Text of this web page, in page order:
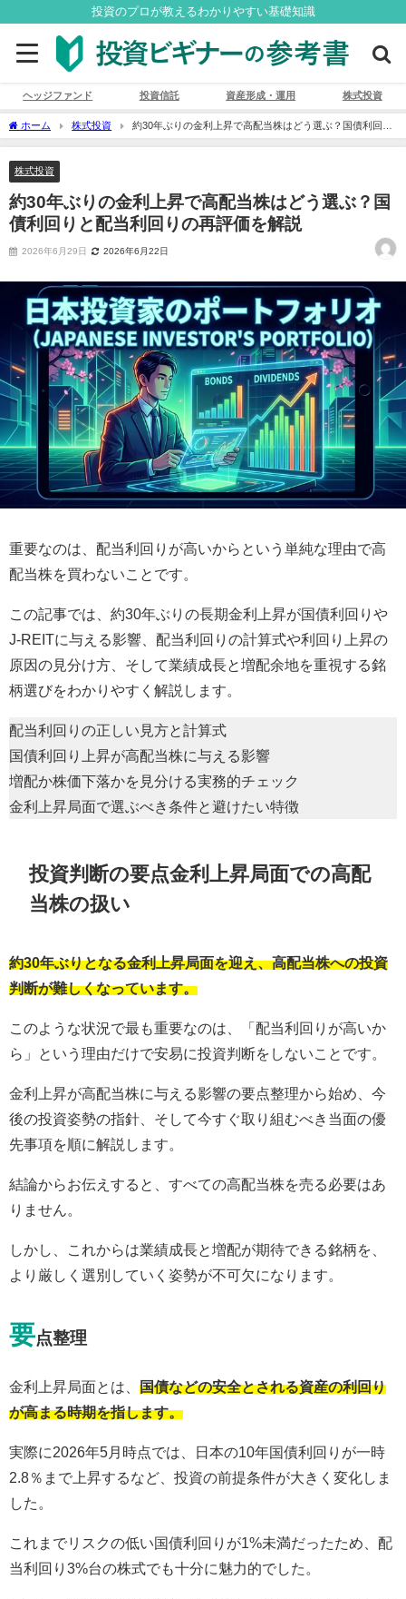
投資のプロが教えるわかりやすい基礎知識
ヘッジファンド 投資信託 資産形成・運用 株式投資
ホーム 株式投資
約30年ぶりの金利上昇で高配当株はどう選ぶ？国債利回り
と配当利回りの再評価を解説
株式投資
約30年ぶりの金利上昇で高配当株はどう選ぶ？国
債利回りと配当利回りの再評価を解説
2026年6月29日 2026年6月22日
重要なのは、配当利回りが高いからという単純な理由で高
配当株を買わないことです。
この記事では、約30年ぶりの長期金利上昇が国債利回りや
J-REITに与える影響、配当利回りの計算式や利回り上昇の
原因の見分け方、そして業績成長と増配余地を重視する銘
柄選びをわかりやすく解説します。
配当利回りの正しい見方と計算式
国債利回り上昇が高配当株に与える影響
増配か株価下落かを見分ける実務的チェック
金利上昇局面で選ぶべき条件と避けたい特徴
投資判断の要点金利上昇局面での高配
当株の扱い
約30年ぶりとなる金利上昇局面を迎え、高配当株への投資
判断が難しくなっています。
このような状況で最も重要なのは、「配当利回りが高いか
ら」という理由だけで安易に投資判断をしないことです。
金利上昇が高配当株に与える影響の要点整理から始め、今
後の投資姿勢の指針、そして今すぐ取り組むべき当面の優
先事項を順に解説します。
結論からお伝えすると、すべての高配当株を売る必要はあ
りません。
しかし、これからは業績成長と増配が期待できる銘柄を、
より厳しく選別していく姿勢が不可欠になります。
要点整理
金利上昇局面とは、 国債などの安全とされる資産の利回り
が高まる時期を指します。
実際に2026年5月時点では、日本の10年国債利回りが一時
2.8％まで上昇するなど、投資の前提条件が大きく変化しま
した。
これまでリスクの低い国債利回りが1%未満だったため、配
当利回り3%台の株式でも十分に魅力的でした。